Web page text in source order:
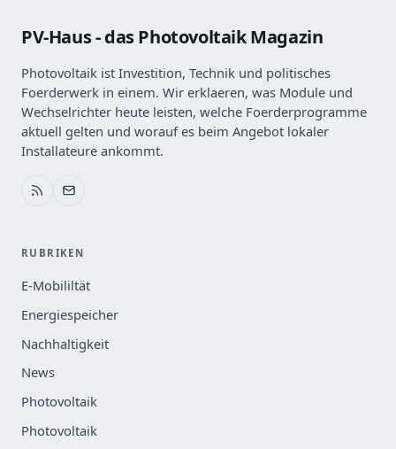
PV-Haus - das Photovoltaik Magazin
Photovoltaik ist Investition, Technik und politisches
Foerderwerk in einem. Wir erklaeren, was Module und
Wechselrichter heute leisten, welche Foerderprogramme
aktuell gelten und worauf es beim Angebot lokaler
Installateure ankommt.
RUBRIKEN
E-Mobililtät
Energiespeicher
Nachhaltigkeit
News
Photovoltaik
Photovoltaik